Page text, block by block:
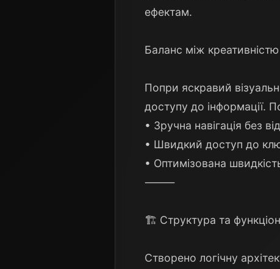
ефектам.
Баланс між
Попри яскравий
доступу до інформації.
• Зручна навігація без
• Швидкий доступ до
• Оптимізована
⸻
🏗️ Структура та
Створено логічну